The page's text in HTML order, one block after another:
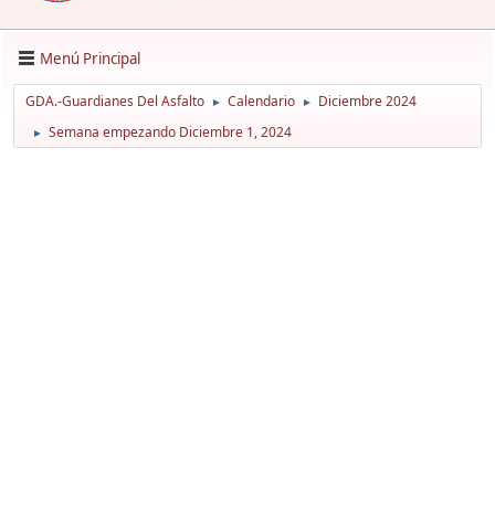
Menú Principal
GDA.-Guardianes Del Asfalto ► Calendario ► Diciembre 2024
► Semana empezando Diciembre 1, 2024